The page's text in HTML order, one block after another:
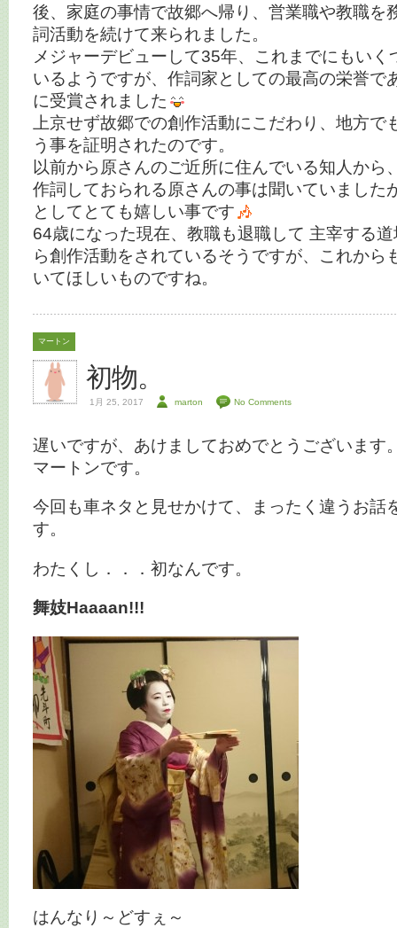
後、家庭の事情で故郷へ帰り、営業職や教職を
詞活動を続けて来られました。
メジャーデビューして35年、これまでにもい
いるようですが、作詞家としての最高の栄誉で
に受賞されました
上京せず故郷での創作活動にこだわり、地方で
う事を証明されたのです。
以前から原さんのご近所に住んでいる知人から
作詞しておられる原さんの事は聞いていました
としてとても嬉しい事です
64歳になった現在、教職も退職して 主宰する
ら創作活動をされているそうですが、これから
いてほしいものですね。
マートン
初物。
1月 25, 2017 marton No Comments
遅いですが、あけましておめでとうございます
マートンです。
今回も車ネタと見せかけて、まったく違うお話
す。
わたくし．．．初なんです。
舞妓Haaaan!!!
はんなり～どすぇ～